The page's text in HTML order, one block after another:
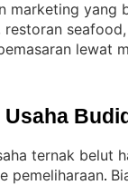
marketing yang
restoran
lewat
Usaha
ternak belut
pemeliharaan.